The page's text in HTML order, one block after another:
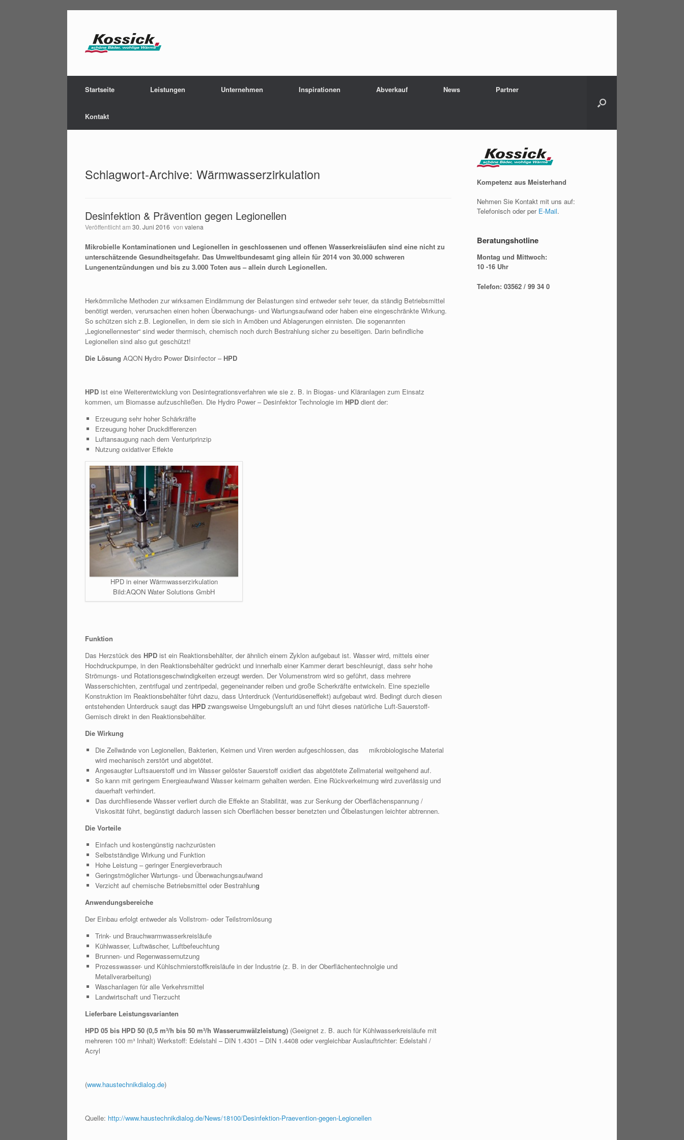
Startseite Leistungen Unternehmen Inspirationen Abverkauf News Partner
Kontakt
Schlagwort-Archive: Wärmwasserzirkulation
Desinfektion & Prävention gegen Legionellen
Veröffentlicht am 30. Juni 2016 von valena
Mikrobielle Kontaminationen und Legionellen in geschlossenen und offenen Wasserkreisläufen sind eine nicht zu
unterschätzende Gesundheitsgefahr. Das Umweltbundesamt ging allein für 2014 von 30.000 schweren
Lungenentzündungen und bis zu 3.000 Toten aus – allein durch Legionellen.
Herkömmliche Methoden zur wirksamen Eindämmung der Belastungen sind entweder sehr teuer, da ständig Betriebsmittel
benötigt werden, verursachen einen hohen Überwachungs- und Wartungsaufwand oder haben eine eingeschränkte Wirkung.
So schützen sich z.B. Legionellen, in dem sie sich in Amöben und Ablagerungen einnisten. Die sogenannten
„Legionellennester“ sind weder thermisch, chemisch noch durch Bestrahlung sicher zu beseitigen. Darin befindliche
Legionellen sind also gut geschützt!
Die Lösung AQON Hydro Power Disinfector –HPD
HPD ist eine Weiterentwicklung von Desintegrationsverfahren wie sie z. B. in Biogas- und Kläranlagen zum Einsatz
kommen, um Biomasse aufzuschließen. Die Hydro Power – Desinfektor Technologie im HPD dient der:
Erzeugung sehr hoher Schärkräfte
Erzeugung hoher Druckdifferenzen
Luftansaugung nach dem Venturiprinzip
Nutzung oxidativer Effekte
HPD in einer Wärmwasserzirkulation
Bild:AQON Water Solutions GmbH
Funktion
Das Herzstück des HPD ist ein Reaktionsbehälter, der ähnlich einem Zyklon aufgebaut ist. Wasser wird, mittels einer
Hochdruckpumpe, in den Reaktionsbehälter gedrückt und innerhalb einer Kammer derart beschleunigt, dass sehr hohe
Strömungs- und Rotationsgeschwindigkeiten erzeugt werden. Der Volumenstrom wird so geführt, dass mehrere
Wasserschichten, zentrifugal und zentripedal, gegeneinander reiben und große Scherkräfte entwickeln. Eine spezielle
Konstruktion im Reaktionsbehälter führt dazu, dass Unterdruck (Venturidüseneffekt) aufgebaut wird. Bedingt durch diesen
entstehenden Unterdruck saugt das HPD zwangsweise Umgebungsluft an und führt dieses natürliche Luft-Sauerstoff-
Gemisch direkt in den Reaktionsbehälter.
Die Wirkung
Die Zellwände von Legionellen, Bakterien, Keimen und Viren werden aufgeschlossen, das mikrobiologische Material
wird mechanisch zerstört und abgetötet.
Angesaugter Luftsauerstoff und im Wasser gelöster Sauerstoff oxidiert das abgetötete Zellmaterial weitgehend auf.
So kann mit geringem Energieaufwand Wasser keimarm gehalten werden. Eine Rückverkeimung wird zuverlässig und
dauerhaft verhindert.
Das durchfliesende Wasser verliert durch die Effekte an Stabilität, was zur Senkung der Oberflächenspannung /
Viskosität führt, begünstigt dadurch lassen sich Oberflächen besser benetzten und Ölbelastungen leichter abtrennen.
Die Vorteile
Einfach und kostengünstig nachzurüsten
Selbstständige Wirkung und Funktion
Hohe Leistung – geringer Energieverbrauch
Geringstmöglicher Wartungs- und Überwachungsaufwand
Verzicht auf chemische Betriebsmittel oder Bestrahlung
Anwendungsbereiche
Der Einbau erfolgt entweder als Vollstrom- oder Teilstromlösung
Trink- und Brauchwarmwasserkreisläufe
Kühlwasser, Luftwäscher, Luftbefeuchtung
Brunnen- und Regenwassernutzung
Prozesswasser- und Kühlschmierstoffkreisläufe in der Industrie (z. B. in der Oberflächentechnolgie und
Metallverarbeitung)
Waschanlagen für alle Verkehrsmittel
Landwirtschaft und Tierzucht
Lieferbare Leistungsvarianten
HPD 05 bis HPD 50 (0,5 m³/h bis 50 m³/h Wasserumwälzleistung) (Geeignet z. B. auch für Kühlwasserkreisläufe mit
mehreren 100 m³ Inhalt) Werkstoff: Edelstahl – DIN 1.4301 – DIN 1.4408 oder vergleichbar Auslauftrichter: Edelstahl /
Acryl
(www.haustechnikdialog.de)
Quelle: http://www.haustechnikdialog.de/News/18100/Desinfektion-Praevention-gegen-Legionellen
Kompetenz aus Meisterhand
Nehmen Sie Kontakt mit uns auf:
Telefonisch oder per E-Mail.
Beratungshotline
Montag und Mittwoch:
10 -16 Uhr
Telefon: 03562 / 99 34 0